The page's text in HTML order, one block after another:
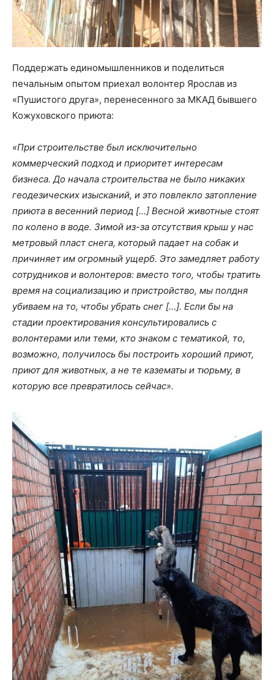
Поддержать единомышленников и поделиться
печальным опытом приехал волонтер Ярослав из
«Пушистого друга», перенесенного за МКАД бывшего
Кожуховского приюта:
«При строительстве был исключительно
коммерческий подход и приоритет интересам
бизнеса. До начала строительства не было никаких
геодезических изысканий, и это повлекло затопление
приюта в весенний период […] Весной животные стоят
по колено в воде. Зимой из-за отсутствия крыш у нас
метровый пласт снега, который падает на собак и
причиняет им огромный ущерб. Это замедляет работу
сотрудников и волонтеров: вместо того, чтобы тратить
время на социализацию и пристройство, мы полдня
убиваем на то, чтобы убрать снег […]. Если бы на
стадии проектирования консультировались с
волонтерами или теми, кто знаком с тематикой, то,
возможно, получилось бы построить хороший приют,
приют для животных, а не те казематы и тюрьму, в
которую все превратилось сейчас».